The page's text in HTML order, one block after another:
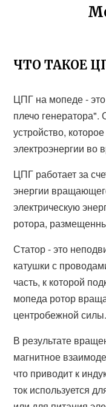
ЧТО ТАКОЕ
ЦПГ на мопеде -
плечо генератора".
устройство,
электроэнергии во
ЦПГ работает за
энергии
электрическую
ротора,
Статор - это
катушки с
часть, к которой
мопеда ротор
центробежной силы.
В результате
магнитное
что приводит к
ток используется